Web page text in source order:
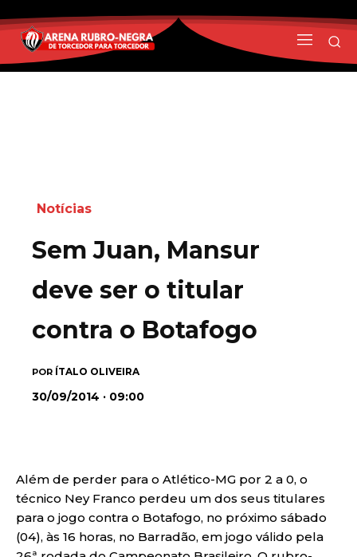
Notícias
Sem Juan, Mansur
deve ser o titular
contra o Botafogo
POR ÍTALO OLIVEIRA
30/09/2014 · 09:00
Além de perder para o Atlético-MG por 2 a 0, o
técnico Ney Franco perdeu um dos seus titulares
para o jogo contra o Botafogo, no próximo sábado
(04), às 16 horas, no Barradão, em jogo válido pela